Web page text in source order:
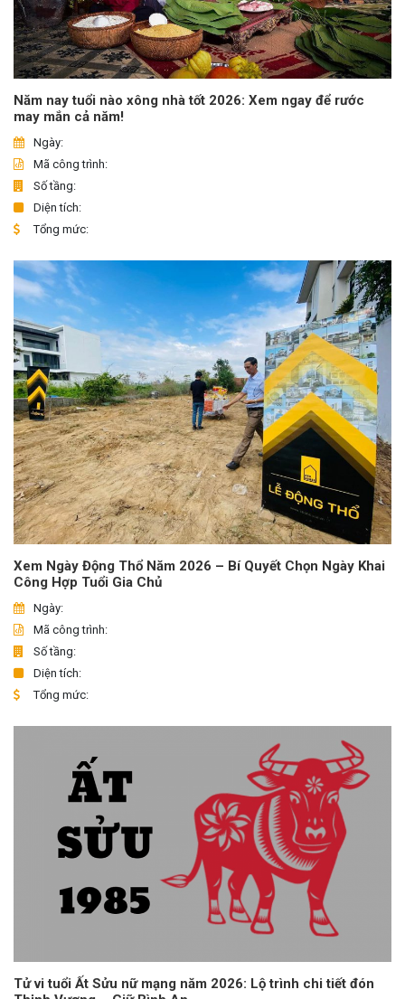
Năm nay tuổi nào xông nhà tốt 2026: Xem ngay để rước
may mắn cả năm!
Ngày:
Mã công trình:
Số tầng:
Diện tích:
Tổng mức:
Xem Ngày Động Thổ Năm 2026 – Bí Quyết Chọn Ngày Khai
Công Hợp Tuổi Gia Chủ
Ngày:
Mã công trình:
Số tầng:
Diện tích:
Tổng mức:
Tử vi tuổi Ất Sửu nữ mạng năm 2026: Lộ trình chi tiết đón